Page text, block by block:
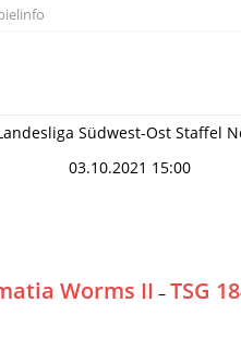
Südwest-Ost Staffel
03.10.2021 15:00
Worms II – TSG